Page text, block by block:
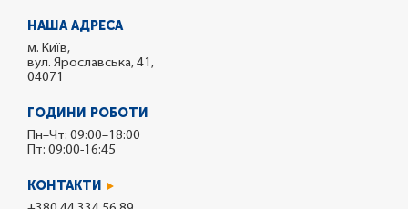
НАША АДРЕСА
м. Київ,
вул. Ярославська, 41,
04071
ГОДИНИ РОБОТИ
Пн–Чт: 09:00–18:00
Пт: 09:00-16:45
КОНТАКТИ